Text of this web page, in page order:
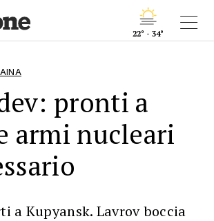
22° - 34°
pronti a
armi nucleari
a Kupyansk. Lavrov boccia